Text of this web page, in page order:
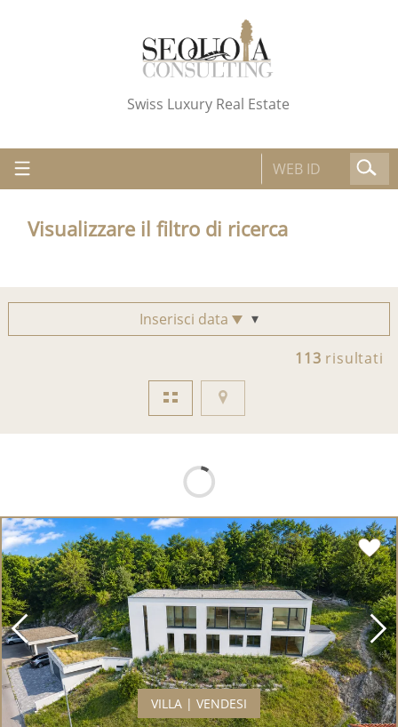
Swiss Luxury Real Estate
Visualizzare il filtro di ricerca
Inserisci data
113 risultati
VILLA | VENDESI